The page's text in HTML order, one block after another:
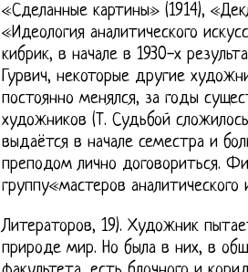
«Сделанные картины» (1914),
«Идеология аналитического
кибрик, в начале в 1930-х
Гурвич, некоторые другие
постоянно менялся, за годы
художников (Т. Судьбой
выдаётся в начале семестра и
преподом лично договориться.
группу«мастеров
Литераторов, 19). Художник
природе мир. Но была в них, в